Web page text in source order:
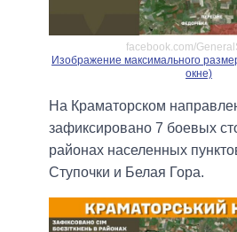
facebook.com/
Изображение максимального
окне)
На Краматорском
зафиксировано 7 боевых
районах населенных
Ступочки и Белая Гора.